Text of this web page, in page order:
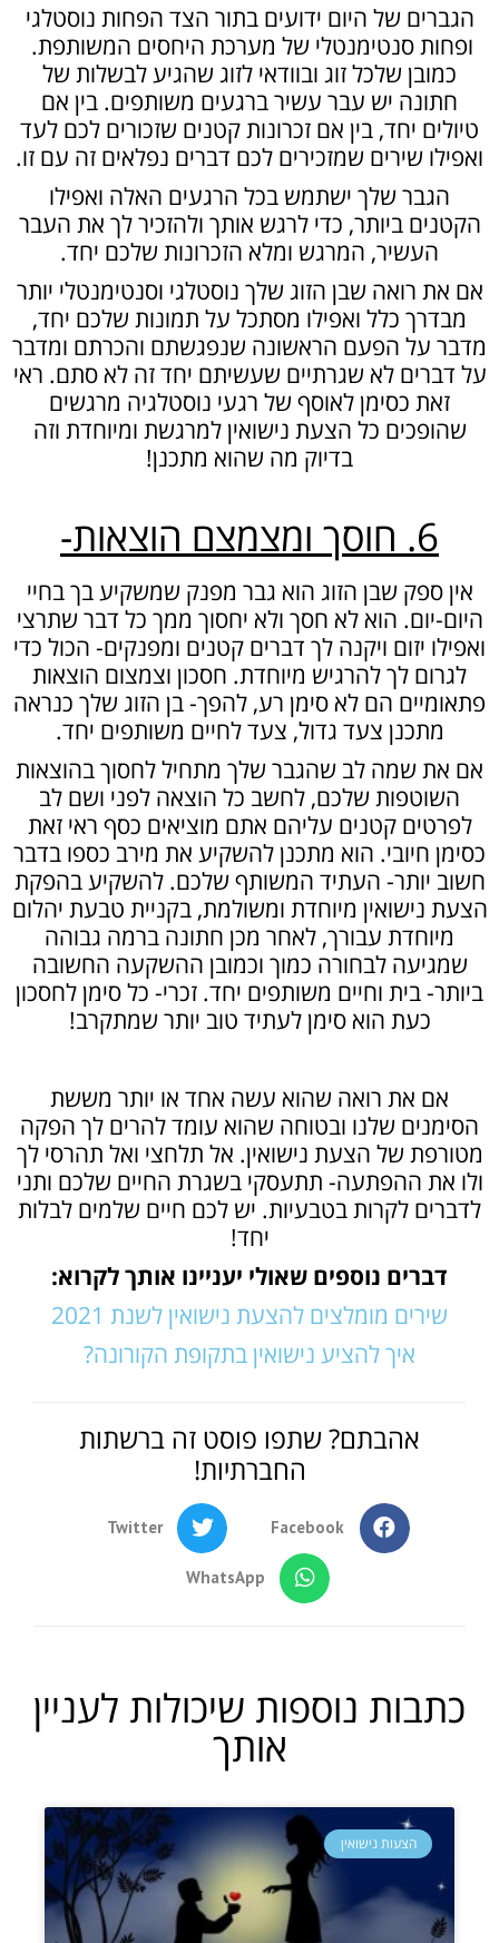
הגברים של היום ידועים בתור הצד הפחות נוסטלגי
ופחות סנטימנטלי של מערכת היחסים המשותפת.
כמובן שלכל זוג ובוודאי לזוג שהגיע לבשלות של
חתונה יש עבר עשיר ברגעים משותפים. בין אם
טיולים יחד, בין אם זכרונות קטנים שזכורים לכם לעד
ואפילו שירים שמזכירים לכם דברים נפלאים זה עם זו.
הגבר שלך ישתמש בכל הרגעים האלה ואפילו
הקטנים ביותר, כדי לרגש אותך ולהזכיר לך את העבר
העשיר, המרגש ומלא הזכרונות שלכם יחד.
אם את רואה שבן הזוג שלך נוסטלגי וסנטימנטלי יותר
מבדרך כלל ואפילו מסתכל על תמונות שלכם יחד,
מדבר על הפעם הראשונה שנפגשתם והכרתם ומדבר
על דברים לא שגרתיים שעשיתם יחד זה לא סתם. ראי
זאת כסימן לאוסף של רגעי נוסטלגיה מרגשים
שהופכים כל הצעת נישואין למרגשת ומיוחדת וזה
בדיוק מה שהוא מתכנן!
6. חוסך ומצמצם הוצאות-
אין ספק שבן הזוג הוא גבר מפנק שמשקיע בך בחיי
היום-יום. הוא לא חסך ולא יחסוך ממך כל דבר שתרצי
ואפילו יזום ויקנה לך דברים קטנים ומפנקים- הכול כדי
לגרום לך להרגיש מיוחדת. חסכון וצמצום הוצאות
פתאומיים הם לא סימן רע, להפך- בן הזוג שלך כנראה
מתכנן צעד גדול, צעד לחיים משותפים יחד.
אם את שמה לב שהגבר שלך מתחיל לחסוך בהוצאות
השוטפות שלכם, לחשב כל הוצאה לפני ושם לב
לפרטים קטנים עליהם אתם מוציאים כסף ראי זאת
כסימן חיובי. הוא מתכנן להשקיע את מירב כספו בדבר
חשוב יותר- העתיד המשותף שלכם.להשקיע בהפקת
הצעת נישואין מיוחדת ומשולמת, בקניית טבעת יהלום
מיוחדת עבורך, לאחר מכן חתונה ברמה גבוהה
שמגיעה לבחורה כמוך וכמובן ההשקעה החשובה
ביותר- בית וחיים משותפים יחד. זכרי- כל סימן לחסכון
כעת הוא סימן לעתיד טוב יותר שמתקרב!
אם את רואה שהוא עשה אחד או יותר מששת
הסימנים שלנו ובטוחה שהוא עומד להרים לך הפקה
מטורפת של הצעת נישואין. אל תלחצי ואל תהרסי לך
ולו את ההפתעה- תתעסקי בשגרת החיים שלכם ותני
לדברים לקרות בטבעיות. יש לכם חיים שלמים לבלות
יחד!
דברים נוספים שאולי יעניינו אותך לקרוא:
שירים מומלצים להצעת נישואין לשנת 2021
איך להציע נישואין בתקופת הקורונה?
אהבתם? שתפו פוסט זה ברשתות
החברתיות!
Facebook
Twitter
WhatsApp
כתבות נוספות שיכולות לעניין
אותך
הצעות נישואין